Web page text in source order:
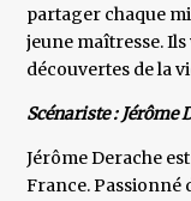
partager chaque
jeune maîtresse.
découvertes de la
Scénariste : Jérôme
Jérôme Derache
France. Passionné